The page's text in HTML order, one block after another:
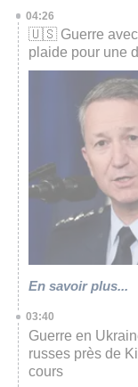
04:26
🇺🇸 Guerre avec
plaide pour une
En savoir plus...
03:40
Guerre en
russes près de
cours